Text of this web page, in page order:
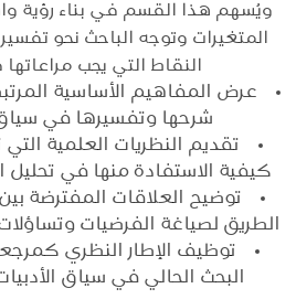
ويُسهم هذا القسم في بناء رؤية
المتغيرات وتوجه الباحث نحو تفسير
النقاط التي يجب
عرض المفاهيم الأساسية
شرحها وتفسيرها في
تقديم النظريات العلمية
كيفية الاستفادة منها في تحليل
توضيح العلاقات المفترضة
الطريق لصياغة الفرضيات
توظيف الإطار النظري
البحث الحالي في سياق